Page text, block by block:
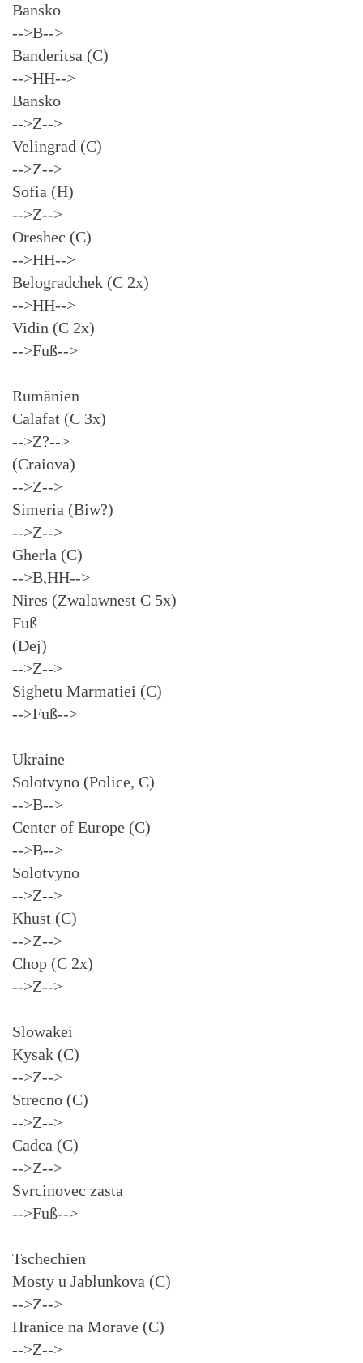
Bansko
-->B-->
Banderitsa (C)
-->HH-->
Bansko
-->Z-->
Velingrad (C)
-->Z-->
Sofia (H)
-->Z-->
Oreshec (C)
-->HH-->
Belogradchek (C 2x)
-->HH-->
Vidin (C 2x)
-->Fuß-->
Rumänien
Calafat (C 3x)
-->Z?-->
(Craiova)
-->Z-->
Simeria (Biw?)
-->Z-->
Gherla (C)
-->B,HH-->
Nires (Zwalawnest C 5x)
Fuß
(Dej)
-->Z-->
Sighetu Marmatiei (C)
-->Fuß-->
Ukraine
Solotvyno (Police, C)
-->B-->
Center of Europe (C)
-->B-->
Solotvyno
-->Z-->
Khust (C)
-->Z-->
Chop (C 2x)
-->Z-->
Slowakei
Kysak (C)
-->Z-->
Strecno (C)
-->Z-->
Cadca (C)
-->Z-->
Svrcinovec zasta
-->Fuß-->
Tschechien
Mosty u Jablunkova (C)
-->Z-->
Hranice na Morave (C)
-->Z-->